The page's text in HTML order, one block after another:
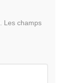
Les champs